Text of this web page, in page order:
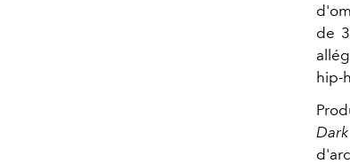
de
hip-